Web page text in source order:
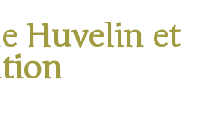
Huvelin et